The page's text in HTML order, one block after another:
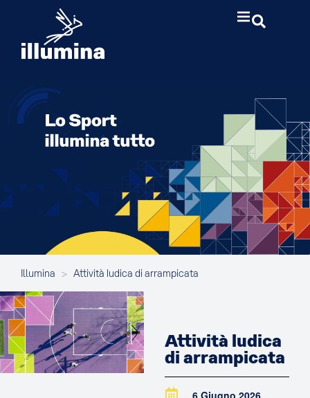
Illumina > Attività ludica di arrampicata
Attività ludica
di arrampicata